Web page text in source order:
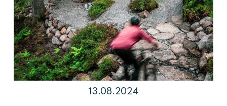
13.08.2024